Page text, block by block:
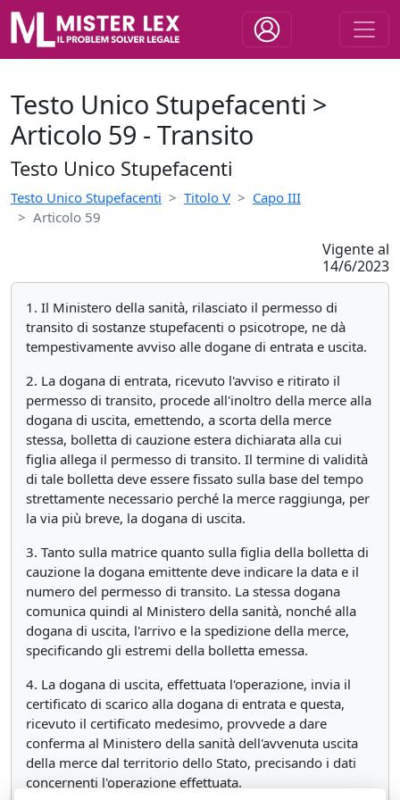
Testo Unico Stupefacenti >
Articolo 59 - Transito
Testo Unico Stupefacenti
Testo Unico Stupefacenti Titolo V
Capo III
Articolo 59
Vigente al
14/6/2023
1. Il Ministero della sanità, rilasciato il permesso di
transito di sostanze stupefacenti o psicotrope, ne dà
tempestivamente avviso alle dogane di entrata e uscita.
2. La dogana di entrata, ricevuto l'avviso e ritirato il
permesso di transito, procede all'inoltro della merce alla
dogana di uscita, emettendo, a scorta della merce
stessa, bolletta di cauzione estera dichiarata alla cui
figlia allega il permesso di transito. Il termine di validità
di tale bolletta deve essere fissato sulla base del tempo
strettamente necessario perché la merce raggiunga, per
la via più breve, la dogana di uscita.
3. Tanto sulla matrice quanto sulla figlia della bolletta di
cauzione la dogana emittente deve indicare la data e il
numero del permesso di transito. La stessa dogana
comunica quindi al Ministero della sanità, nonché alla
dogana di uscita, l'arrivo e la spedizione della merce,
specificando gli estremi della bolletta emessa.
4. La dogana di uscita, effettuata l'operazione, invia il
certificato di scarico alla dogana di entrata e questa,
ricevuto il certificato medesimo, provvede a dare
conferma al Ministero della sanità dell'avvenuta uscita
della merce dal territorio dello Stato, precisando i dati
concernenti l'operazione effettuata.